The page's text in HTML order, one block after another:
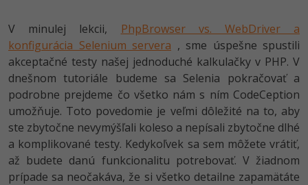
C# .NET -80%
Python -80%
JavaScript -80%
-80%
-80%
V minulej lekcii,
PhpBrowser vs. WebDriver a
konfigurácia Selenium servera , sme úspešne spustili
akceptačné testy našej jednoduché kalkulačky v PHP. V
dnešnom tutoriále budeme sa Selenia pokračovať a
podrobne prejdeme čo všetko nám s ním CodeCeption
umožňuje. Toto povedomie je veľmi dôležité na to, aby
ste zbytočne nevymýšľali koleso a nepísali zbytočne dlhé
a komplikované testy. Kedykoľvek sa sem môžete vrátiť,
až budete danú funkcionalitu potrebovať. V žiadnom
prípade sa neočakáva, že si všetko detailne zapamätáte